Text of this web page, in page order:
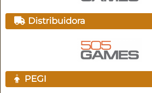
Distribuidora
PEGI